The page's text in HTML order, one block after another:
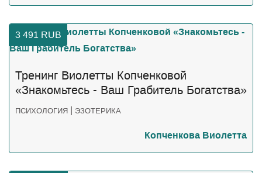
3 491 RUB
Тренинг Виолетты Копченковой
«Знакомьтесь - Ваш Грабитель Богатства»
ПСИХОЛОГИЯ | ЭЗОТЕРИКА
Копченкова Виолетта